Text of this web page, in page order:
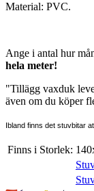
Material: PVC.
Ange i antal hur
hela meter!
"Tillägg vaxduk
även om du köper
Ibland finns det stuvbitar
Finns i Storlek: